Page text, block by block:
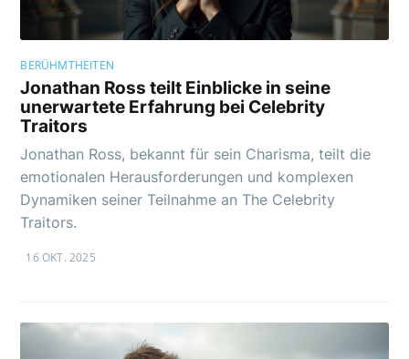
BERÜHMTHEITEN
Jonathan Ross teilt Einblicke in seine
unerwartete Erfahrung bei Celebrity
Traitors
Jonathan Ross, bekannt für sein Charisma, teilt die
emotionalen Herausforderungen und komplexen
Dynamiken seiner Teilnahme an The Celebrity
Traitors.
16 OKT. 2025